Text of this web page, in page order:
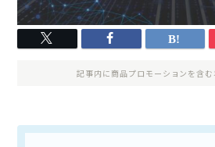
記事内に商品プロモーションを含